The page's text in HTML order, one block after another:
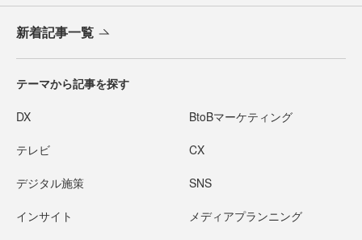
新着記事一覧
テーマから記事を探す
DX BtoBマーケティング
テレビ CX
デジタル施策 SNS
インサイト メディアプランニング